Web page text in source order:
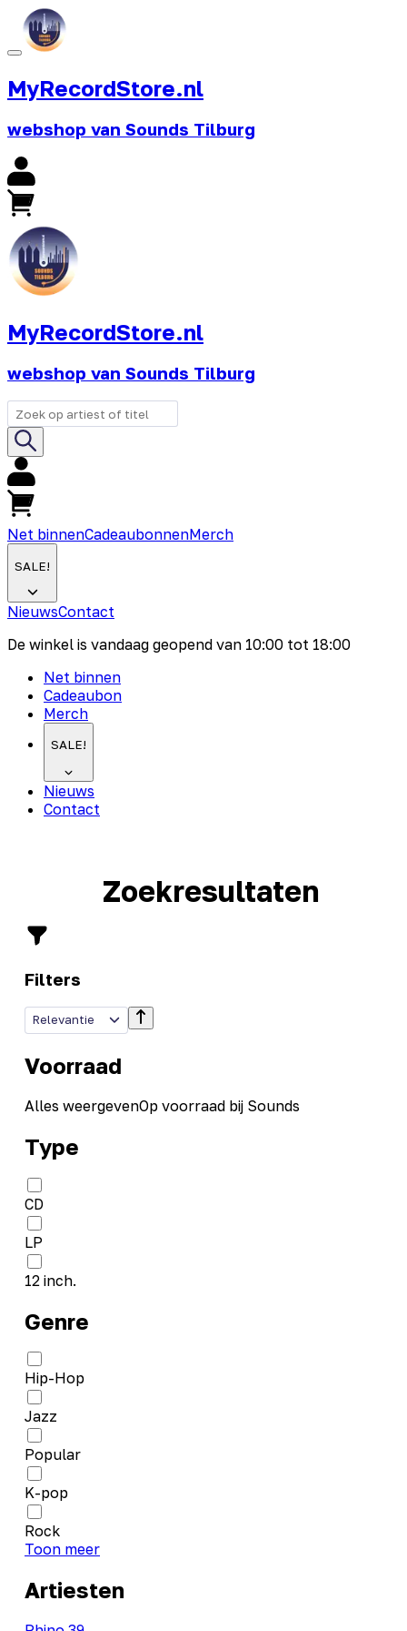
MyRecordStore.nl
webshop van Sounds Tilburg
MyRecordStore.nl
webshop van Sounds Tilburg
Net binnenCadeaubonnenMerch
SALE!
NieuwsContact
De winkel is vandaag geopend van 10:00 tot 18:00
Net binnen
Cadeaubon
Merch
SALE!
Nieuws
Contact
Zoekresultaten
Filters
Relevantie
Voorraad
Alles weergevenOp voorraad bij Sounds
Type
CD
LP
12 inch.
Genre
Hip-Hop
Jazz
Popular
K-pop
Rock
Toon meer
Artiesten